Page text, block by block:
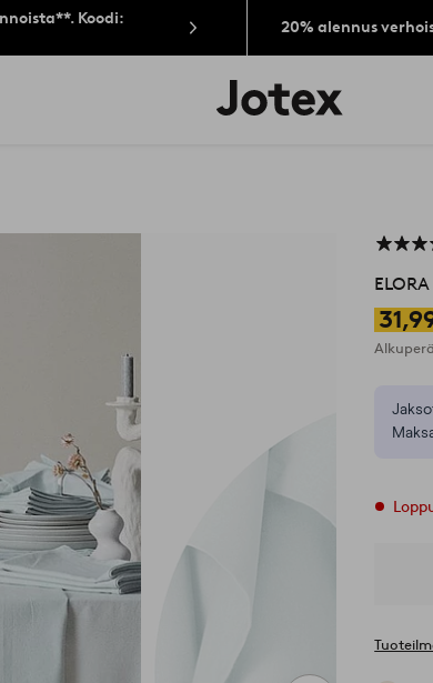
Koodi:
20% alennus
Jotex-
logo